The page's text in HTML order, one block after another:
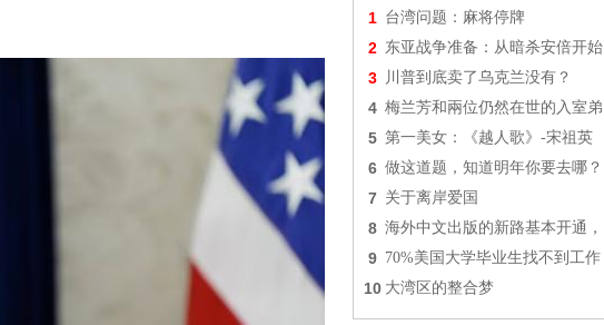
1 台湾问题：麻将停牌
2 东亚战争准备：从暗杀安倍开始
3 川普到底卖了乌克兰没有？
4 梅兰芳和兩位仍然在世的入室弟
5 第一美女：《越人歌》-宋祖英
6 做这道题，知道明年你要去哪？
7 关于离岸爱国
8 海外中文出版的新路基本开通，
9 70%美国大学毕业生找不到工作
10 大湾区的整合梦